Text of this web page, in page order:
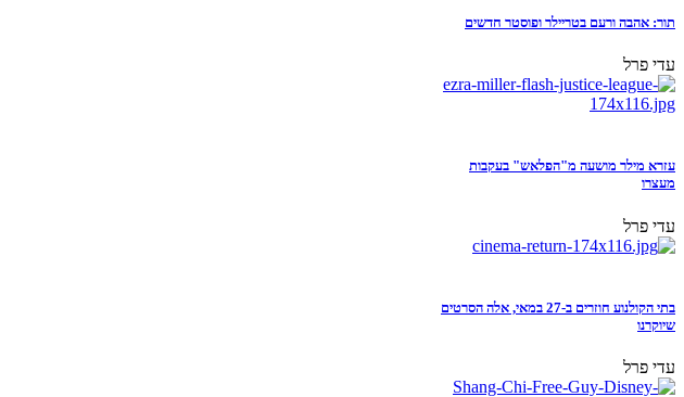
תור: אהבה ורעם בטריילר ופוסטר חדשים
עדי פרל
עזרא מילר מושעה מ"הפלאש" בעקבות
מעצרו
עדי פרל
בתי הקולנוע חוזרים ב-27 במאי, אלה הסרטים
שיוקרנו
עדי פרל